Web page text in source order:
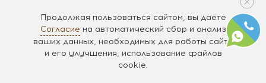
Защитная пленка Kenko на дисплей для
Canon EOS 760D/77D
Продолжая пользоваться сайтом, вы даёте
Согласие на автоматический сбор и анализ
ваших данных, необходимых для работы сайта
и его улучшения, использование файлов
cookie.